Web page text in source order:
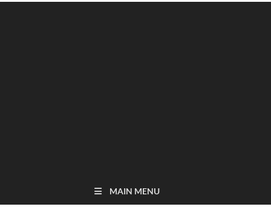
MAIN MENU